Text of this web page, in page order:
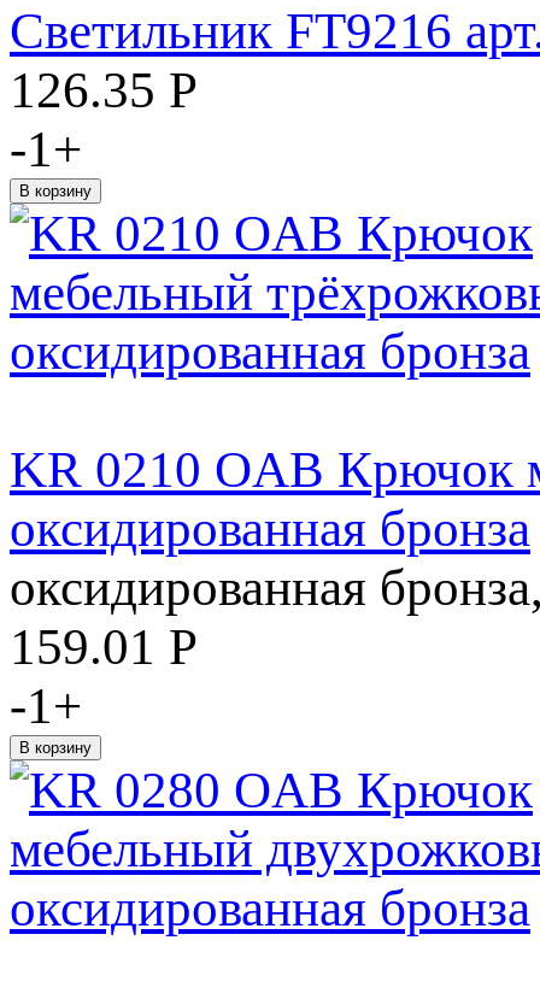
Светильник FT9216
126.35 Р
-1+
KR 0210 OAB Крючок
оксидированная бронза
оксидированная
159.01 Р
-1+